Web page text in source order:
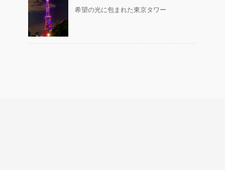
希望の光に包まれた東京タワー